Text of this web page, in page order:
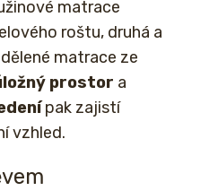
matrace
roštu, druhá a
matrace ze
prostor a
pak zajistí
vzhled.